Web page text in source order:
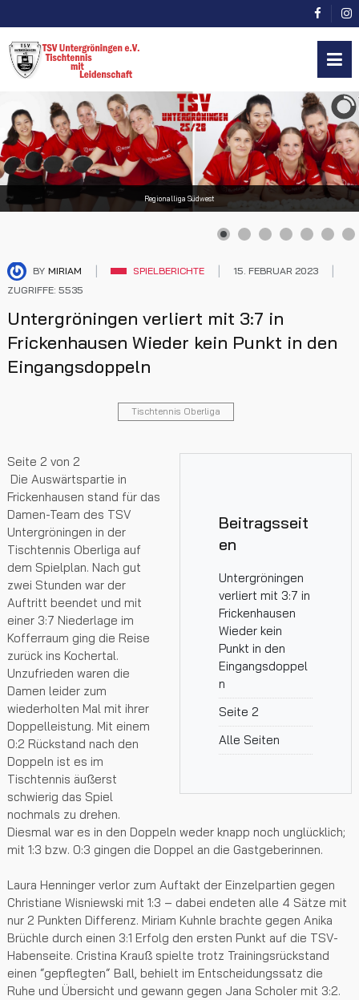
Regionalliga Südwest
BY MIRIAM SPIELBERICHTE
15. FEBRUAR 2023
ZUGRIFFE: 5535
Untergröningen verliert mit 3:7 in
Frickenhausen Wieder kein Punkt in den
Eingangsdoppeln
Tischtennis Oberliga
Beitragsseit
en
Untergröningen
verliert mit 3:7 in
Frickenhausen
Wieder kein
Punkt in den
Eingangsdoppel
n
Seite 2
Alle Seiten
Seite 2 von 2
Die Auswärtspartie in
Frickenhausen stand für das
Damen-Team des TSV
Untergröningen in der
Tischtennis Oberliga auf
dem Spielplan. Nach gut
zwei Stunden war der
Auftritt beendet und mit
einer 3:7 Niederlage im
Kofferraum ging die Reise
zurück ins Kochertal.
Unzufrieden waren die
Damen leider zum
wiederholten Mal mit ihrer
Doppelleistung. Mit einem
0:2 Rückstand nach den
Doppeln ist es im
Tischtennis äußerst
schwierig das Spiel
nochmals zu drehen.
Diesmal war es in den Doppeln weder knapp noch unglücklich;
mit 1:3 bzw. 0:3 gingen die Doppel an die Gastgeberinnen.
Laura Henninger verlor zum Auftakt der Einzelpartien gegen
Christiane Wisniewski mit 1:3 – dabei endeten alle 4 Sätze mit
nur 2 Punkten Differenz. Miriam Kuhnle brachte gegen Anika
Brüchle durch einen 3:1 Erfolg den ersten Punkt auf die TSV-
Habenseite. Cristina Krauß spielte trotz Trainingsrückstand
einen “gepflegten“ Ball, behielt im Entscheidungssatz die
Ruhe und Übersicht und gewann gegen Jana Scholer mit 3:2.